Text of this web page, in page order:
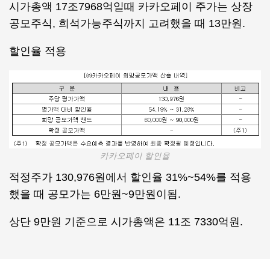
시가총액 17조7968억일때 카카오페이 주가는 상장
공모주식, 희석가능주식까지 고려했을 때 13만원.
할인율 적용
카카오페이 할인율
적정주가 130,976원에서 할인율 31%~54%를 적용
했을 때 공모가는 6만원~9만원이됨.
상단 9만원 기준으로 시가총액은 11조 7330억원.